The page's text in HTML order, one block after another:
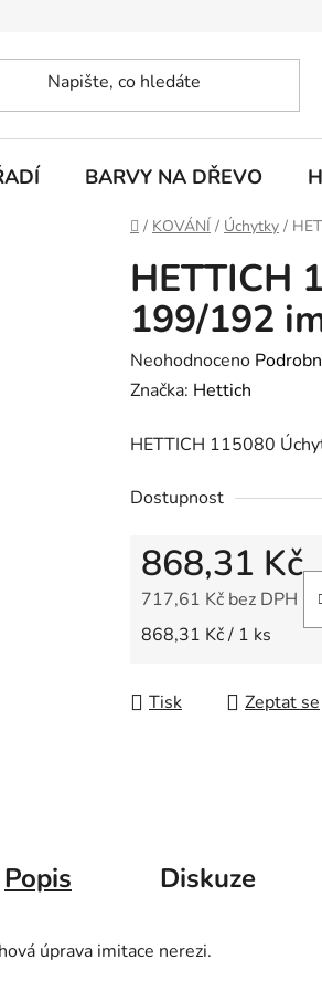
BARVY NA DŘEVO
Domů
/ KOVÁNÍ / Úchytky /
HETTICH
199/192
Průměrné
hodnocení
je
z
hvězdiček.
Neohodnoceno
Značka: Hettich
HETTICH 115080
Dostupnost
868,31 Kč
717,61 Kč bez DPH
Měrná cena:
868,31 Kč / 1 ks
Tisk Zeptat se
Popis Diskuze
úprava imitace nerezi.